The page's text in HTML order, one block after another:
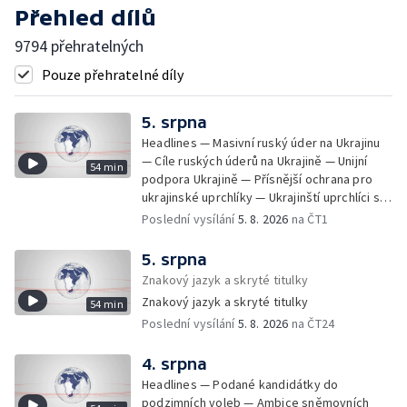
Přehled dílů
9794 přehratelných
Pouze přehratelné díly
54 min
5. srpna
Headlines — Masivní ruský úder na Ukrajinu
— Cíle ruských úderů na Ukrajině — Unijní
podpora Ukrajině — Přísnější ochrana pro
ukrajinské uprchlíky — Ukrajinští uprchlíci s
dočasnou ochranou v Česku — Uprchlíci s
Most — Hašení skládky — Srážka nákladního
letadla s dronem v Německu — Vyšetřování
nehody Filipa Turka — Tržby v maloobchodu
— Ústavní soud vyhověl matce ve sporu o
děti — Kniha Válka ševců — Izrael
Návrhy na zmírnění zákona o střetu zájmů —
Podvodné emaily napodobují Českou
advokátní komoru — Obvinění za praní
Poslední vysílání5. 8. 2026 na ČT1
54 min
5. srpna
Znakový jazyk a skryté titulky
Znakový jazyk a skryté titulky
Poslední vysílání5. 8. 2026 na ČT24
4. srpna
Headlines — Podané kandidátky do
podzimních voleb — Ambice sněmovních